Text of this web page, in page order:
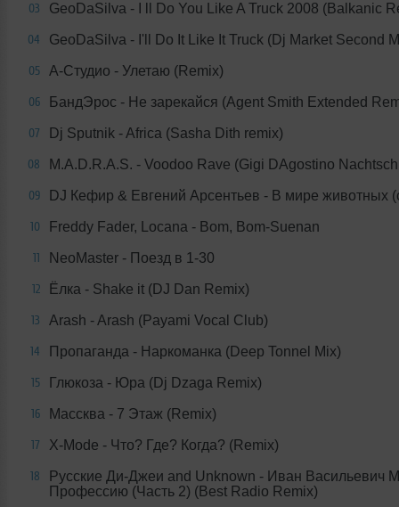
03 GeoDaSilva - I ll Do You Like A Truck 2008 (Balkanic
04 GeoDaSilva - I'll Do It Like It Truck (Dj Market Second
05 А-Студио - Улетаю (Remix)
06 БандЭрос - Не зарекайся (Agent Smith Extended
07 Dj Sputnik - Africa (Sasha Dith remix)
08 M.A.D.R.A.S. - Voodoo Rave (Gigi DAgostino
09 DJ Кефир & Евгений Арсентьев - В мире животных
10 Freddy Fader, Locana - Bom, Bom-Suenan
11 NeoMaster - Поезд в 1-30
12 Ёлка - Shake it (DJ Dan Remix)
13 Arash - Arash (Payami Vocal Club)
14 Пропаганда - Наркоманка (Deep Tonnel Mix)
15 Глюкоза - Юра (Dj Dzaga Remix)
16 Массква - 7 Этаж (Remix)
17 X-Mode - Что? Где? Когда? (Remix)
18
Русские Ди-Джеи and Unknown - Иван Васильевич
Профессию (Часть 2) (Best Radio Remix)